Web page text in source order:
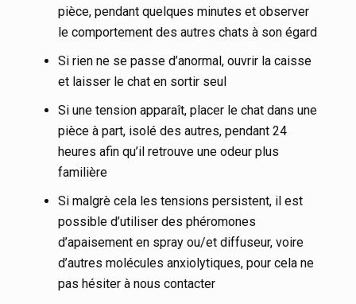
pièce, pendant quelques minutes et observer
le comportement des autres chats à son égard
Si rien ne se passe d’anormal, ouvrir la caisse
et laisser le chat en sortir seul
Si une tension apparaît, placer le chat dans une
pièce à part, isolé des autres, pendant 24
heures afin qu’il retrouve une odeur plus
familière
Si malgrè cela les tensions persistent, il est
possible d’utiliser des phéromones
d’apaisement en spray ou/et diffuseur, voire
d’autres molécules anxiolytiques, pour cela ne
pas hésiter à nous contacter